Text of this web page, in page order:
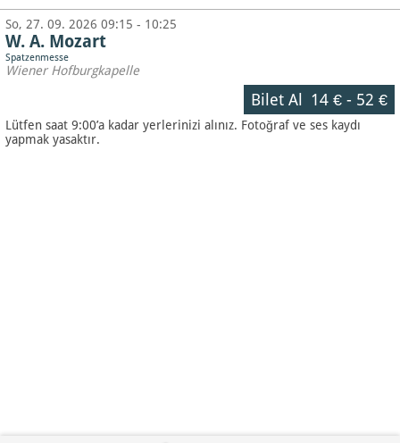
So, 27. 09. 2026 09:15 - 10:25
W. A. Mozart
Spatzenmesse
Wiener Hofburgkapelle
Bilet Al 14 €- 52 €
Lütfen saat 9:00’a kadar yerlerinizi alınız. Fotoğraf ve ses kaydı
yapmak yasaktır.